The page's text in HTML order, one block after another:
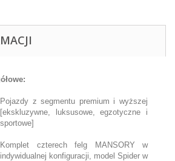
Pojazdy z segmentu premium i wyższej
[ekskluzywne, luksusowe, egzotyczne i
sportowe]
Komplet czterech felg MANSORY w
indywidualnej konfiguracji, model Spider w